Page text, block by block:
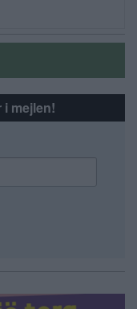
i mejlen!